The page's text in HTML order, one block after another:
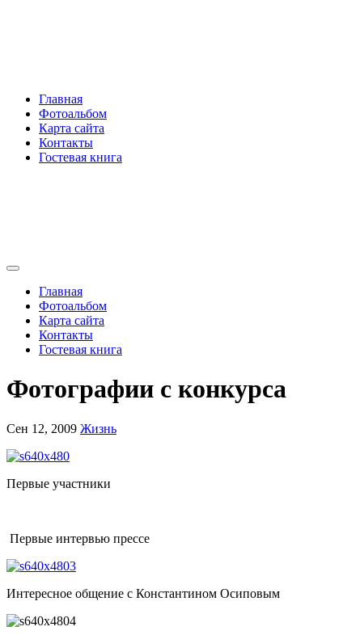
Главная
Фотоальбом
Карта сайта
Контакты
Гостевая книга
Главная
Фотоальбом
Карта сайта
Контакты
Гостевая книга
Фотографии с конкурса
Сен 12, 2009 Жизнь
Первые участники
Первые интервью прессе
Интересное общение с Константином Осиповым